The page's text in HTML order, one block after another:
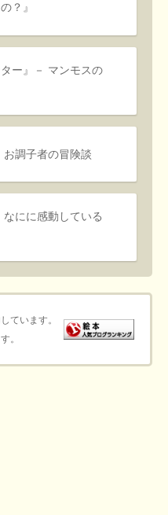
の？』
ー』－ マンモスの
お調子者の冒険談
なにに感動している
ています。
。